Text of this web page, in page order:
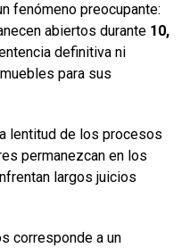
fenómeno preocupante:
abiertos durante 10,
definitiva ni
para sus
lentitud de los procesos
permanezcan en los
largos juicios
corresponde a un